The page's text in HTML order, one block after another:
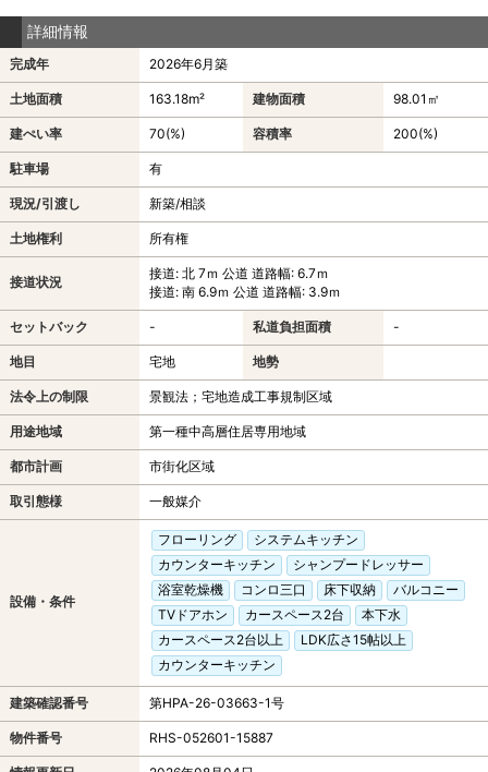
詳細情報
完成年 2026年6月築
土地面積 163.18m² 建物面積 98.01㎡
建ぺい率 70(%) 容積率 200(%)
駐車場 有
現況/引渡し 新築/相談
土地権利 所有権
接道状況
接道: 北 7ｍ 公道 道路幅: 6.7ｍ
接道: 南 6.9ｍ 公道 道路幅: 3.9ｍ
セットバック - 私道負担面積 -
地目 宅地 地勢
法令上の制限 景観法；宅地造成工事規制区域
用途地域 第一種中高層住居専用地域
都市計画 市街化区域
取引態様 一般媒介
設備・条件
フローリング
システムキッチン
カウンターキッチン
シャンプードレッサー
浴室乾燥機
コンロ三口 床下収納
バルコニー
TVドアホン
カースペース2台
本下水
カースペース2台以上
LDK広さ15帖以上
カウンターキッチン
建築確認番号 第HPA-26-03663-1号
物件番号 RHS-052601-15887